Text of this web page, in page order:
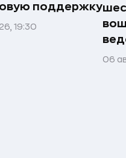
поддержку
19:30
06